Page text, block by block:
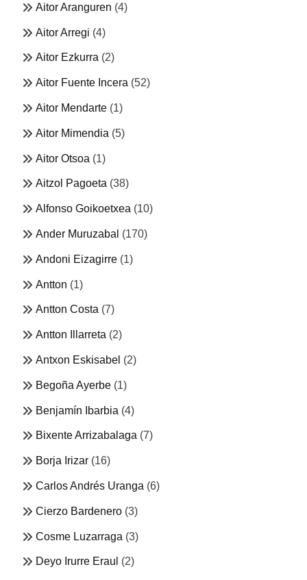
Aitor Aranguren (4)
Aitor Arregi (4)
Aitor Ezkurra (2)
Aitor Fuente Incera (52)
Aitor Mendarte (1)
Aitor Mimendia (5)
Aitor Otsoa (1)
Aitzol Pagoeta (38)
Alfonso Goikoetxea (10)
Ander Muruzabal (170)
Andoni Eizagirre (1)
Antton (1)
Antton Costa (7)
Antton Illarreta (2)
Antxon Eskisabel (2)
Begoña Ayerbe (1)
Benjamín Ibarbia (4)
Bixente Arrizabalaga (7)
Borja Irizar (16)
Carlos Andrés Uranga (6)
Cierzo Bardenero (3)
Cosme Luzarraga (3)
Deyo Irurre Eraul (2)